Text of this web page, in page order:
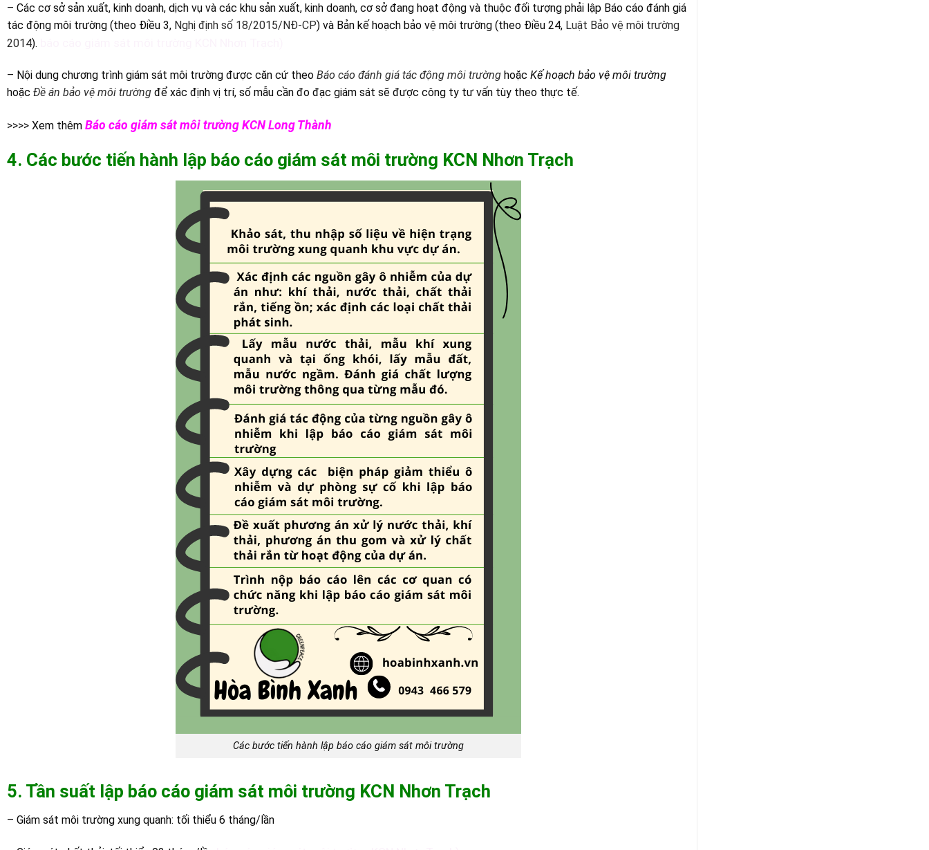
– Các cơ sở sản xuất, kinh doanh, dịch vụ và các khu sản xuất, kinh doanh, cơ sở đang hoạt động và thuộc đối tượng phải lập Báo cáo đánh giá
tác động môi trường (theo Điều 3, Nghị định số 18/2015/NĐ-CP) và Bản kế hoạch bảo vệ môi trường (theo Điều 24, Luật Bảo vệ môi trường
2014).
– Nội dung chương trình giám sát môi trường được căn cứ theo Báo cáo đánh giá tác động môi trườnghoặc Kế hoạch bảo vệ môi trường
hoặc Đề án bảo vệ môi trườngđể xác định vị trí, số mẫu cần đo đạc giám sát sẽ được công ty tư vấn tùy theo thực tế.
>>>> Xem thêm Báo cáo giám sát môi trường KCN Long Thành
4. Các bước tiến hành lập báo cáo giám sát môi trường KCN Nhơn Trạch
Các bước tiến hành lập báo cáo giám sát môi trường
5. Tần suất lập báo cáo giám sát môi trường KCN Nhơn Trạch
– Giám sát môi trường xung quanh: tối thiểu 6 tháng/lần